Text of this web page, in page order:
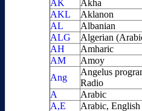
AK
Akha
AKL
Aklanon
AL
Albanian
ALG
Algerian
AH
Amharic
AM
Amoy
Ang
Angelus
Radio
A
Arabic
A,E
Arabic, English